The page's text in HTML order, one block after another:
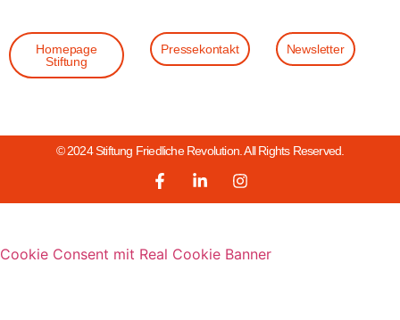
Homepage
Stiftung
Pressekontakt Newsletter
© 2024 Stiftung Friedliche Revolution. All Rights Reserved.
Cookie Consent mit Real Cookie Banner